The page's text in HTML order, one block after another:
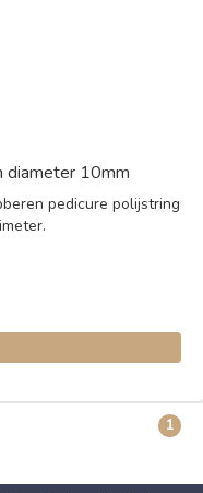
diameter 10mm
pedicure polijstring
1